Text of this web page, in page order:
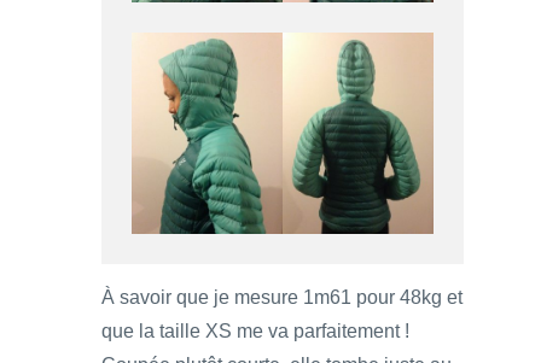
À savoir que je mesure 1m61 pour 48kg et
que la taille XS me va parfaitement !